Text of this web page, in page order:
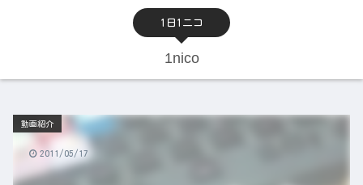
1日1ニコ
1nico
動画紹介
2011/05/17